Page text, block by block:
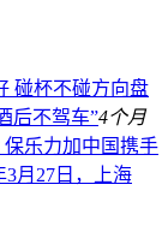
碰杯不碰方向盘
后不驾车”4个月
乐力加中国携手
3月27日，上海